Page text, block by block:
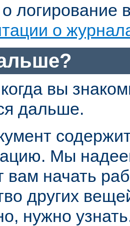
логирование
о
вы
дальше.
Мы
вам начать
других
нужно